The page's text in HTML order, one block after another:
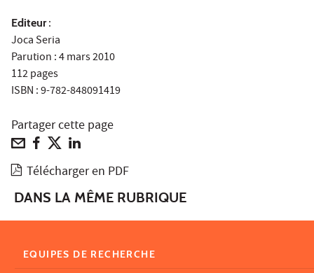
Editeur:
Joca Seria
Parution : 4 mars 2010
112 pages
ISBN : 9-782-848091419
Partager cette page
Télécharger en PDF
DANS LA MÊME RUBRIQUE
EQUIPES DE RECHERCHE